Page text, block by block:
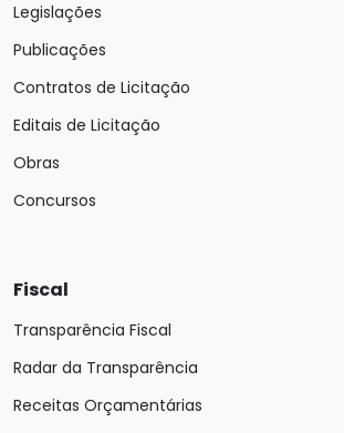
Legislações
Publicações
Contratos de Licitação
Editais de Licitação
Obras
Concursos
Fiscal
Transparência Fiscal
Radar da Transparência
Receitas Orçamentárias